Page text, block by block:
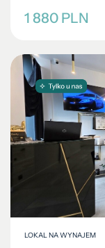
1 880 PLN
LOKAL NA WYNAJEM